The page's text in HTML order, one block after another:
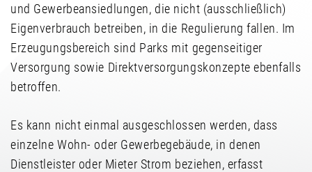
und Gewerbeansiedlungen, die nicht (ausschließlich)
Eigenverbrauch betreiben, in die Regulierung fallen. Im
Erzeugungsbereich sind Parks mit gegenseitiger
Versorgung sowie Direktversorgungskonzepte ebenfalls
betroffen.
Es kann nicht einmal ausgeschlossen werden, dass
einzelne Wohn- oder Gewerbegebäude, in denen
Dienstleister oder Mieter Strom beziehen, erfasst